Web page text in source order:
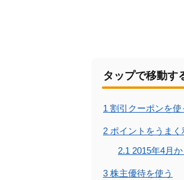
タップで移動す
1 割引クーポンを使
2 ポイントをうまく
2.1 2015年4月
3 株主優待を使う